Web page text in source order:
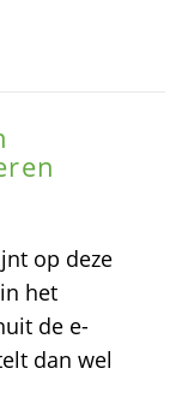
op deze
het
de e-
dan wel